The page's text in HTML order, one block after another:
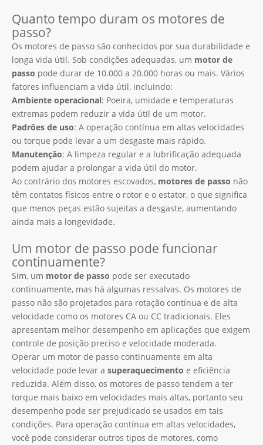
Quanto tempo duram os motores de
passo?
Os motores de passo são conhecidos por sua durabilidade e
longa vida útil. Sob condições adequadas, um motor de
passo pode durar de 10.000 a 20.000 horas ou mais. Vários
fatores influenciam a vida útil, incluindo:
Ambiente operacional: Poeira, umidade e temperaturas
extremas podem reduzir a vida útil de um motor.
Padrões de uso: A operação contínua em altas velocidades
ou torque pode levar a um desgaste mais rápido.
Manutenção: A limpeza regular e a lubrificação adequada
podem ajudar a prolongar a vida útil do motor.
Ao contrário dos motores escovados, motores de passo não
têm contatos físicos entre o rotor e o estator, o que significa
que menos peças estão sujeitas a desgaste, aumentando
ainda mais a longevidade.
Um motor de passo pode funcionar
continuamente?
Sim, um motor de passo pode ser executado
continuamente, mas há algumas ressalvas. Os motores de
passo não são projetados para rotação contínua e de alta
velocidade como os motores CA ou CC tradicionais. Eles
apresentam melhor desempenho em aplicações que exigem
controle de posição preciso e velocidade moderada.
Operar um motor de passo continuamente em alta
velocidade pode levar a superaquecimento e eficiência
reduzida. Além disso, os motores de passo tendem a ter
torque mais baixo em velocidades mais altas, portanto seu
desempenho pode ser prejudicado se usados ​​em tais
condições. Para operação contínua em altas velocidades,
você pode considerar outros tipos de motores, como